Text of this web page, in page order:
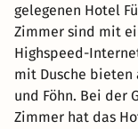
gelegenen Hotel
Zimmer sind mit
Highspeed-
mit Dusche bieten
und Föhn. Bei der
Zimmer hat das